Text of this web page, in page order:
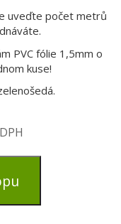
uveďte počet metrů
PVC fólie 1,5mm o
kuse!